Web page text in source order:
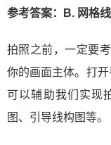
参考答案：B. 网格线
拍照之前，一定要
你的画面主体。打开
可以辅助我们实现
图、引导线构图等。